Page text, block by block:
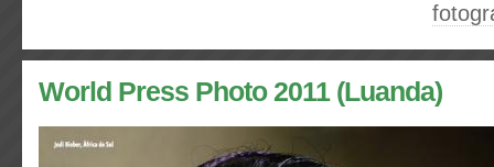
World Press Photo 2011 (Luanda)